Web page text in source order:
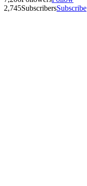
2,745SubscribersSubscribe